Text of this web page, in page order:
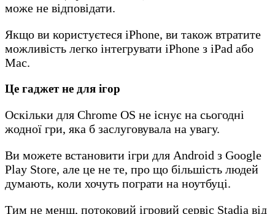
може не відповідати.
Якщо ви користуєтеся iPhone, ви також втратите
можливість легко інтегрувати iPhone з iPad або
Mac.
Це гаджет не для ігор
Оскільки для Chrome OS не існує на сьогодні
жодної гри, яка б заслуговувала на увагу.
Ви можете встановити ігри для Android з Google
Play Store, але це не те, про що більшість людей
думають, коли хочуть пограти на ноутбуці.
Тим не менш, потоковий ігровий сервіс Stadia від